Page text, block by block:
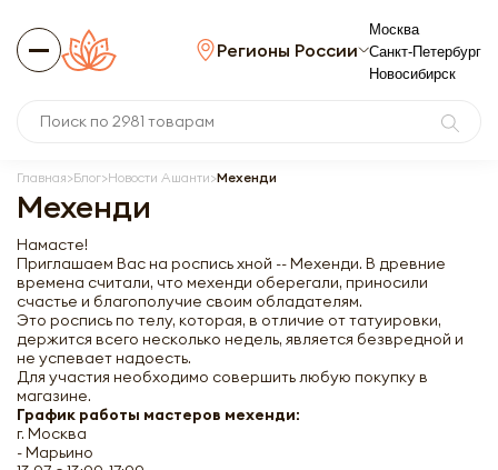
Регионы России
Москва
Санкт-Петербург
Новосибирск
Главная Блог Новости Ашанти Мехенди
Мехенди
Намасте!
Приглашаем Вас на роспись хной -- Мехенди. В древние
времена считали, что мехенди оберегали, приносили
счастье и благополучие своим обладателям.
Это роспись по телу, которая, в отличие от татуировки,
держится всего несколько недель, является безвредной и
не успевает надоесть.
Для участия необходимо совершить любую покупку в
магазине.
График работы мастеров мехенди:
г. Москва
- Марьино